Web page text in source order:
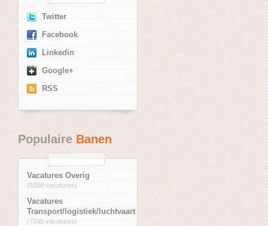
Twitter
Facebook
Linkedin
Google+
RSS
PopulaireBanen
Vacatures Overig
(9288 vacatures)
Vacatures
Transport/logistiek/luchtvaart
(7348 vacatures)